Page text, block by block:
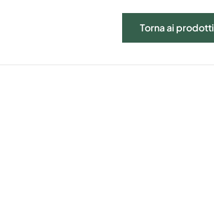
Torna ai prodotti